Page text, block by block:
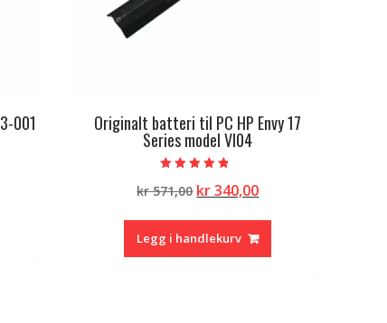
001 Originalt batteri til PC HP Envy 17
Series model VI04
4.50
av 5
kr571,00 Opprinnelig
var:
kr 571,00.
kr340,00Nåværende
kr 340,00.
Legg i handlekurv